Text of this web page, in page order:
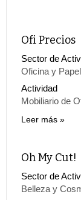
Ofi Precios
Sector de
Oficina y
Actividad
Mobiliario de
Leer más
Oh My Cut!
Sector de
Belleza y